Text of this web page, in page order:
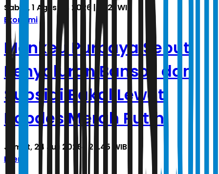
Sabtu, 1 Agustus 2026 | 18.21 WIB
Ekonomi
Menkeu Purbaya Sebut
Penyaluran Bansos dan
Subsidi Bakal Lewat
Kopdes Merah Putih
Jumat, 24 Juli 2026 | 23.45 WIB
Energi